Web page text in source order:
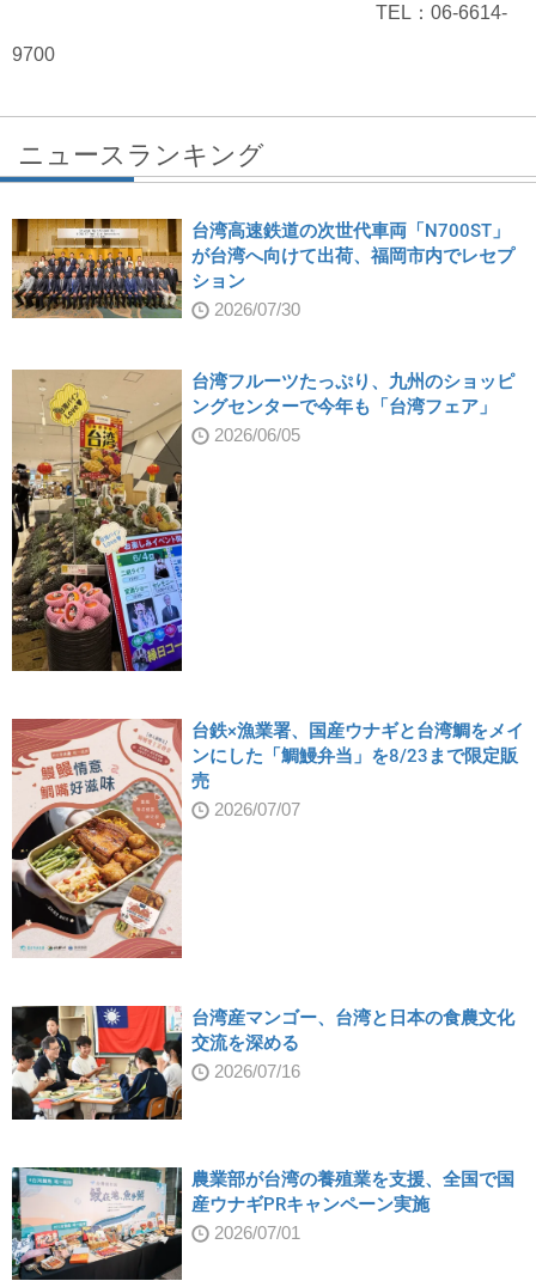
TEL：06-6614-
9700
ニュースランキング
台湾高速鉄道の次世代車両「N700ST」
が台湾へ向けて出荷、福岡市内でレセプ
ション
2026/07/30
台湾フルーツたっぷり、九州のショッピ
ングセンターで今年も「台湾フェア」
2026/06/05
台鉄×漁業署、国産ウナギと台湾鯛をメイ
ンにした「鯛鰻弁当」を8/23まで限定販
売
2026/07/07
台湾産マンゴー、台湾と日本の食農文化
交流を深める
2026/07/16
農業部が台湾の養殖業を支援、全国で国
産ウナギPRキャンペーン実施
2026/07/01